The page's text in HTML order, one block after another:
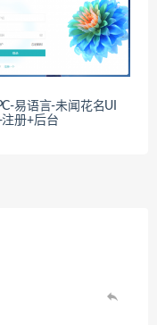
易语言-未闻花名UI
册+后台